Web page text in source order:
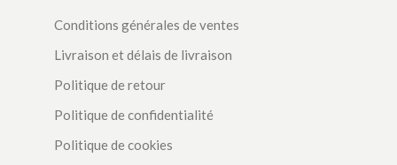
Conditions générales de ventes
Livraison et délais de livraison
Politique de retour
Politique de confidentialité
Politique de cookies